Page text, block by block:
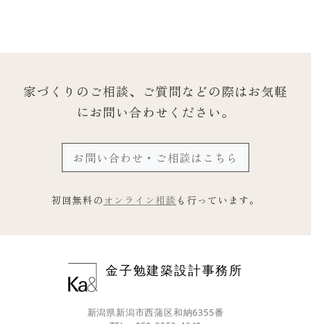
家づくりのご相談、ご質問などの際はお気軽
にお問い合わせください。
お問い合わせ・ご相談はこちら
初回無料の オンライン相談 も行っています。
金子勉建築設計事務所
新潟県新潟市西蒲区和納6355番